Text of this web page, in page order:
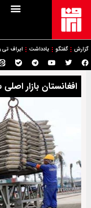
گزارش گفتگو یادداشت ایراف
افغانستان بازار